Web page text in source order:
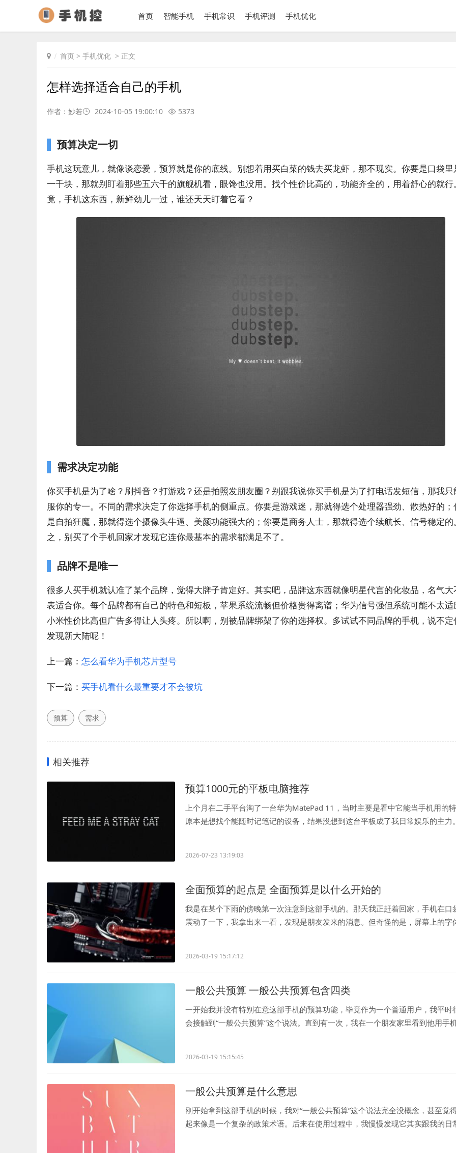
首页 智能手机 手机常识 手机评测 手机优化
首页 > 手机优化 > 正文
怎样选择适合自己的手机
作者：妙若 2024-10-05 19:00:10 5373
预算决定一切
手机这玩意儿，就像谈恋爱，预算就是你的底线。别想着用买白菜的钱去买龙虾，那不现实。你要是口袋里
一千块，那就别盯着那些五六千的旗舰机看，眼馋也没用。找个性价比高的，功能齐全的，用着舒心的就行
竟，手机这东西，新鲜劲儿一过，谁还天天盯着它看？
需求决定功能
你买手机是为了啥？刷抖音？打游戏？还是拍照发朋友圈？别跟我说你买手机是为了打电话发短信，那我只
服你的专一。不同的需求决定了你选择手机的侧重点。你要是游戏迷，那就得选个处理器强劲、散热好的；
是自拍狂魔，那就得选个摄像头牛逼、美颜功能强大的；你要是商务人士，那就得选个续航长、信号稳定的
之，别买了个手机回家才发现它连你最基本的需求都满足不了。
品牌不是唯一
很多人买手机就认准了某个品牌，觉得大牌子肯定好。其实吧，品牌这东西就像明星代言的化妆品，名气大
表适合你。每个品牌都有自己的特色和短板，苹果系统流畅但价格贵得离谱；华为信号强但系统可能不太适
小米性价比高但广告多得让人头疼。所以啊，别被品牌绑架了你的选择权。多试试不同品牌的手机，说不定
发现新大陆呢！
上一篇： 怎么看华为手机芯片型号
下一篇： 买手机看什么最重要才不会被坑
预算 需求
相关推荐
预算1000元的平板电脑推荐
上个月在二手平台淘了一台华为MatePad 11，当时主要是看中它能当手机用的特
原本是想找个能随时记笔记的设备，结果没想到这台平板成了我日常娱乐的主力
2026-07-23 13:19:03
全面预算的起点是 全面预算是以什么开始的
我是在某个下雨的傍晚第一次注意到这部手机的。那天我正赶着回家，手机在口
震动了一下，我拿出来一看，发现是朋友发来的消息。但奇怪的是，屏幕上的字
2026-03-19 15:17:12
一般公共预算 一般公共预算包含四类
一开始我并没有特别在意这部手机的预算功能，毕竟作为一个普通用户，我平时
会接触到“一般公共预算”这个说法。直到有一次，我在一个朋友家里看到他用手
2026-03-19 15:15:45
一般公共预算是什么意思
刚开始拿到这部手机的时候，我对“一般公共预算”这个说法完全没概念，甚至觉
起来像是一个复杂的政策术语。后来在使用过程中，我慢慢发现它其实跟我的日